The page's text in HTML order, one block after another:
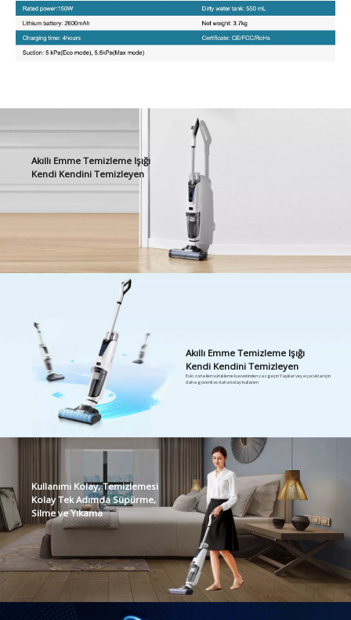
Akıllı Emme Temizleme Işığı
Kendi Kendini Temizleyen
Akıllı Emme Temizleme Işığı
Kendi Kendini Temizleyen
Eski zorla ileri sürükleme kuvvetinden vazgeçin Yaşlılar veya çocuklar için
daha güvenli ve daha kolay kullanım
Kullanımı Kolay, Temizlemesi
Kolay Tek Adımda Süpürme,
Silme ve Yıkama